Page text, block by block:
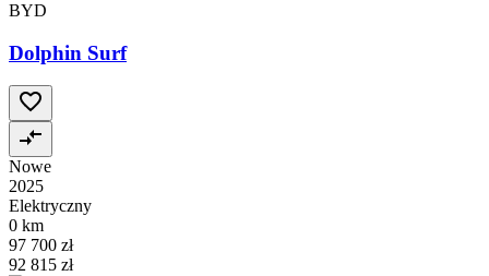
BYD
Dolphin Surf
Nowe
2025
Elektryczny
0 km
97 700 zł
92 815 zł